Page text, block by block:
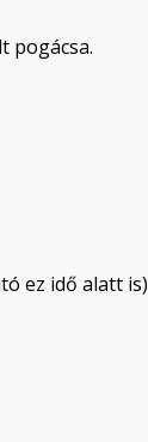
pogácsa.
ez idő alatt is)